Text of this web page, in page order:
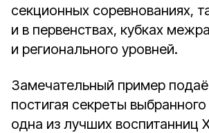
секционных соревнованиях,
и в первенствах, кубках
и регионального уровней.
Замечательный пример
постигая секреты
одна из лучших воспитанниц